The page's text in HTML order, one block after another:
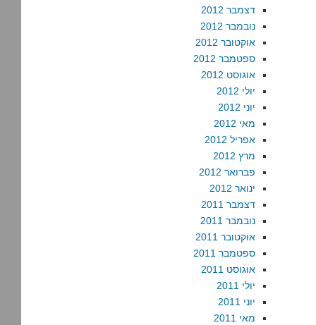
דצמבר 2012
נובמבר 2012
אוקטובר 2012
ספטמבר 2012
אוגוסט 2012
יולי 2012
יוני 2012
מאי 2012
אפריל 2012
מרץ 2012
פברואר 2012
ינואר 2012
דצמבר 2011
נובמבר 2011
אוקטובר 2011
ספטמבר 2011
אוגוסט 2011
יולי 2011
יוני 2011
מאי 2011